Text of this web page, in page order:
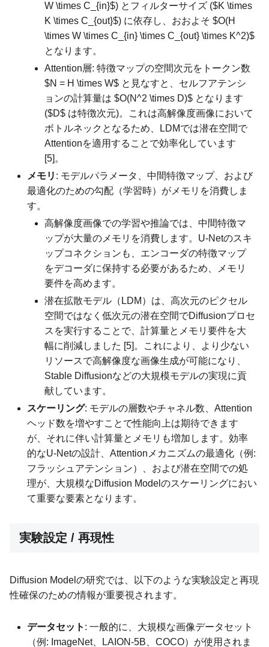
W \times C_{in}$) とフィルターサイズ ($K \times
K \times C_{out}$) に依存し、おおよそ $O(H
\times W \times C_{in} \times C_{out} \times K^2)$
となります。
Attention層: 特徴マップの空間次元をトークン数
$N = H \times W$ と見なすと、セルフアテンシ
ョンの計算量は $O(N^2 \times D)$ となります
($D$ は特徴次元)。これは高解像度画像において
ボトルネックとなるため、LDMでは潜在空間で
Attentionを適用することで効率化しています
[5]。
メモリ : モデルパラメータ、中間特徴マップ、および
最適化のための勾配（学習時）がメモリを消費しま
す。
高解像度画像での学習や推論では、中間特徴マ
ップが大量のメモリを消費します。U-Netのスキ
ップコネクションも、エンコーダの特徴マップ
をデコーダに保持する必要があるため、メモリ
要件を高めます。
潜在拡散モデル（LDM）は、高次元のピクセル
空間ではなく低次元の潜在空間でDiffusionプロセ
スを実行することで、計算量とメモリ要件を大
幅に削減しました [5]。これにより、より少ない
リソースで高解像度な画像生成が可能になり、
Stable Diffusionなどの大規模モデルの実現に貢
献しています。
スケーリング: モデルの層数やチャネル数、Attention
ヘッド数を増やすことで性能向上は期待できます
が、それに伴い計算量とメモリも増加します。効率
的なU-Netの設計、Attentionメカニズムの最適化（例:
フラッシュアテンション）、および潜在空間での処
理が、大規模なDiffusion Modelのスケーリングにおい
て重要な要素となります。
実験設定 / 再現性
Diffusion Modelの研究では、以下のような実験設定と再現
性確保のための情報が重要視されます。
データセット : 一般的に、大規模な画像データセット
（例: ImageNet、LAION-5B、COCO）が使用されま